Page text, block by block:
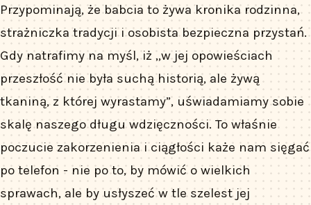
Przypominają, że babcia to żywa kronika rodzinna,
strażniczka tradycji i osobista bezpieczna przystań.
Gdy natrafimy na myśl, iż „w jej opowieściach
przeszłość nie była suchą historią, ale żywą
tkaniną, z której wyrastamy”, uświadamiamy sobie
skalę naszego długu wdzięczności. To właśnie
poczucie zakorzenienia i ciągłości każe nam sięgać
po telefon - nie po to, by mówić o wielkich
sprawach, ale by usłyszeć w tle szelest jej